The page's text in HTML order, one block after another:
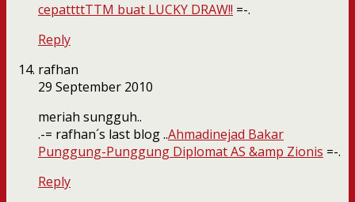
cepattttTTM buat LUCKY DRAW!! =-.
Reply
rafhan
29 September 2010
meriah sungguh..
.-= rafhan´s last blog ..Ahmadinejad Bakar
Punggung-Punggung Diplomat AS &amp Zionis =-.
Reply